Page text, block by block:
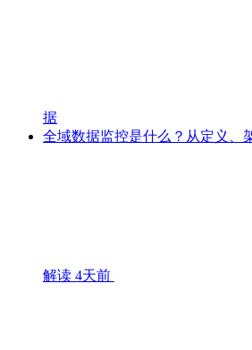
据
全域数据监控是什么？从定义、
解读 4天前